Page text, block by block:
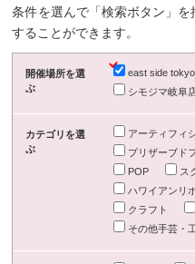
条件を選んで「検索ボタン」
することができます。
開催場所を選
ぶ
east side tokyo
シモジマ岐阜
カテゴリを選
ぶ
アーティフィ
プリザーブド
POP
ス
ハワイアンリ
クラフト
その他手芸・